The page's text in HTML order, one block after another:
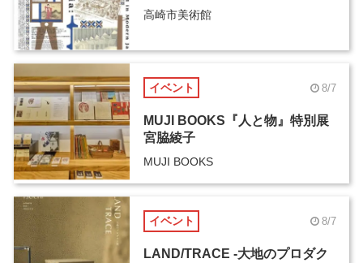
高崎市美術館
イベント 8/7
MUJI BOOKS『人と物』特別展
宮脇綾子
MUJI BOOKS
イベント 8/7
LAND/TRACE -大地のプロダク